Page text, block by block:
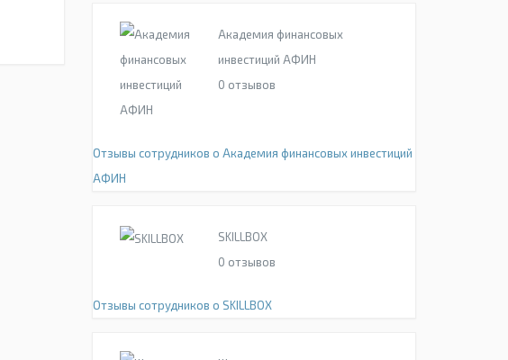
Академия финансовых
инвестиций АФИН
0 отзывов
Отзывы сотрудников о Академия финансовых инвестиций
АФИН
SKILLBOX
0 отзывов
Отзывы сотрудников о SKILLBOX